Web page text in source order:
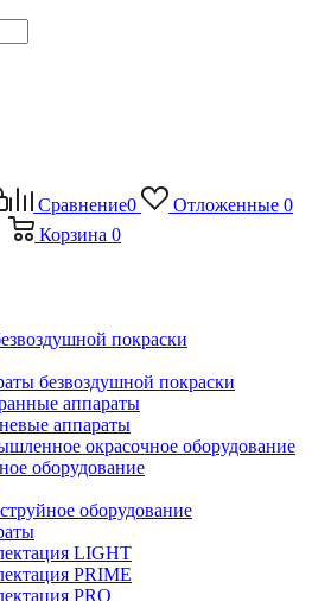
Сравнение0 Отложенные 0
Корзина 0
покраски
безвоздушной покраски
аппараты
аппараты
окрасочное оборудование
оборудование
оборудование
LIGHT
PRIME
PRO